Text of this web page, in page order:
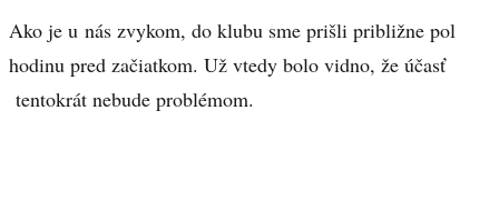
Ako je u nás zvykom, do klubu sme prišli približne pol
hodinu pred začiatkom. Už vtedy bolo vidno, že účasť
tentokrát nebude problémom.